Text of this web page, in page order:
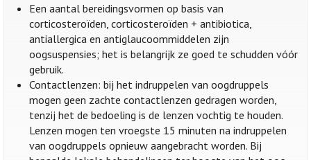
Een aantal bereidingsvormen op basis van
corticosteroïden, corticosteroïden + antibiotica,
antiallergica en antiglaucoommiddelen zijn
oogsuspensies; het is belangrijk ze goed te schudden vóór
gebruik.
Contactlenzen: bij het indruppelen van oogdruppels
mogen geen zachte contactlenzen gedragen worden,
tenzij het de bedoeling is de lenzen vochtig te houden.
Lenzen mogen ten vroegste 15 minuten na indruppelen
van oogdruppels opnieuw aangebracht worden. Bij